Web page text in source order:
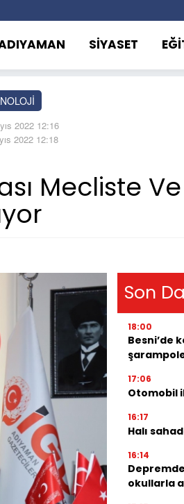
SİYASET
2022 12:16
2022 12:18
Mecliste
Son
18:00
Besni’de
17:06
Otomobil
16:17
Halı
16:14
okullarla